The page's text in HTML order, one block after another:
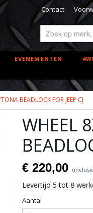
Contact
EVENEMENTEN
BEADLOCK FOR JEEP CJ
WHEEL
€ 220,00
Levertijd 5 tot 8
Aantal